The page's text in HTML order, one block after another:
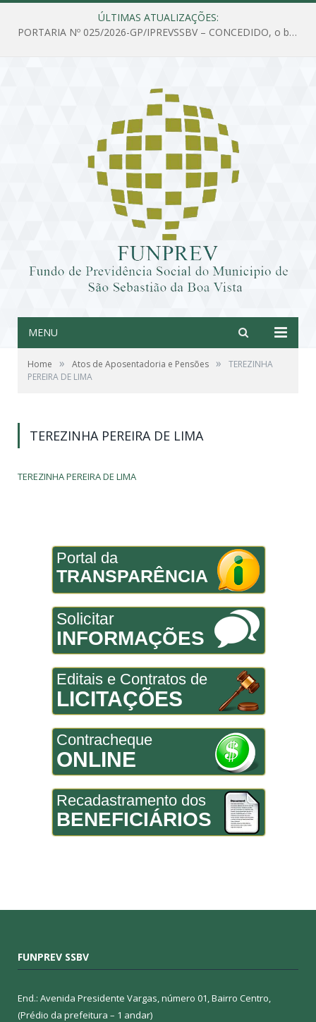
ÚLTIMAS ATUALIZAÇÕES:
PORTARIA Nº 025/2026-GP/IPREVSSBV – CONCEDIDO, o benefício de PENSÃO a MARIA ESTELA DOS SANTOS SOUZA
MENU
Home » Atos de Aposentadoria e Pensões »
TEREZINHA
PEREIRA DE LIMA
TEREZINHA PEREIRA DE LIMA
TEREZINHA PEREIRA DE LIMA
Portal da
TRANSPARÊNCIA
Solicitar
INFORMAÇÕES
Editais e Contratos de
LICITAÇÕES
Contracheque
ONLINE
Recadastramento dos
BENEFICIÁRIOS
FUNPREV SSBV
End.: Avenida Presidente Vargas, número 01, Bairro Centro,
(Prédio da prefeitura – 1 andar)